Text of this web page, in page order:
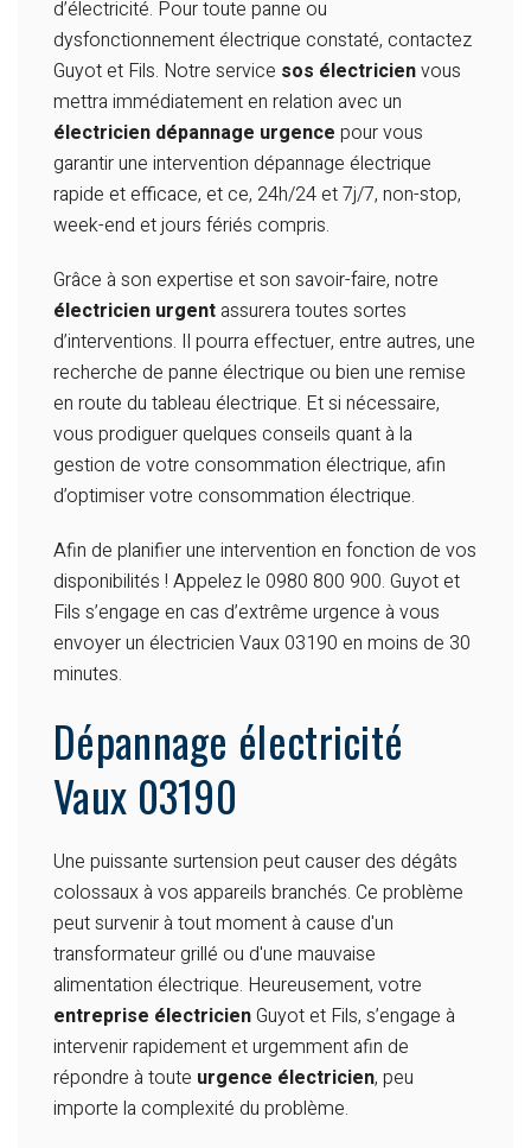
d’électricité. Pour toute panne ou
dysfonctionnement électrique constaté, contactez
Guyot et Fils. Notre service sos électricienvous
mettra immédiatement en relation avec un
électricien dépannage urgence pour vous
garantir une intervention dépannage électrique
rapide et efficace, et ce, 24h/24 et 7j/7, non-stop,
week-end et jours fériés compris.
Grâce à son expertise et son savoir-faire, notre
électricien urgent assurera toutes sortes
d’interventions. Il pourra effectuer, entre autres, une
recherche de panne électrique ou bien une remise
en route du tableau électrique. Et si nécessaire,
vous prodiguer quelques conseils quant à la
gestion de votre consommation électrique, afin
d’optimiser votre consommation électrique.
Afin de planifier une intervention en fonction de vos
disponibilités ! Appelez le 0980 800 900. Guyot et
Fils s’engage en cas d’extrême urgence à vous
envoyer un électricien Vaux 03190 en moins de 30
minutes.
Dépannage électricité
Vaux 03190
Une puissante surtension peut causer des dégâts
colossaux à vos appareils branchés. Ce problème
peut survenir à tout moment à cause d'un
transformateur grillé ou d'une mauvaise
alimentation électrique. Heureusement, votre
entreprise électricienGuyot et Fils, s’engage à
intervenir rapidement et urgemment afin de
répondre à toute urgence électricien, peu
importe la complexité du problème.